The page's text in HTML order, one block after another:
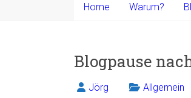
Home Warum?
Blogpause
Jörg Allgemein